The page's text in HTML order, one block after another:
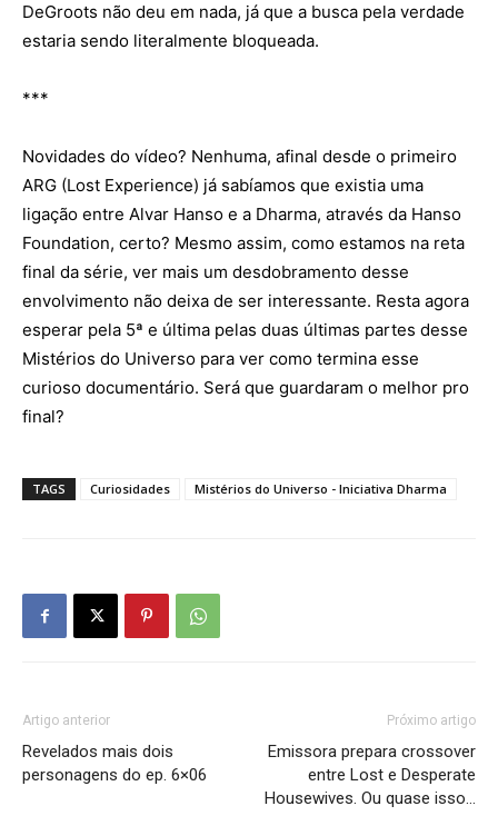
DeGroots não deu em nada, já que a busca pela verdade
estaria sendo literalmente bloqueada.
***
Novidades do vídeo? Nenhuma, afinal desde o primeiro
ARG (Lost Experience) já sabíamos que existia uma
ligação entre Alvar Hanso e a Dharma, através da Hanso
Foundation, certo? Mesmo assim, como estamos na reta
final da série, ver mais um desdobramento desse
envolvimento não deixa de ser interessante. Resta agora
esperar pela 5ª e última pelas duas últimas partes desse
Mistérios do Universo para ver como termina esse
curioso documentário. Será que guardaram o melhor pro
final?
TAGS Curiosidades Mistérios do Universo - Iniciativa Dharma
Artigo anterior
Revelados mais dois
personagens do ep. 6×06
Próximo artigo
Emissora prepara crossover
entre Lost e Desperate
Housewives. Ou quase isso…